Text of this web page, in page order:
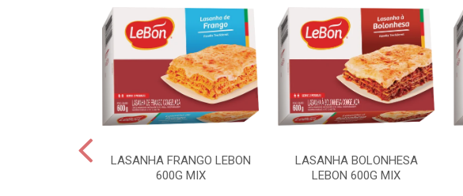
LASANHA FRANGO LEBON
600G MIX
LASANHA BOLONHESA
LEBON 600G MIX